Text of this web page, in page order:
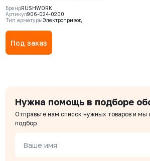
30сек
БрендRUSHWORK
Артикул906-024-0200
Тип арматурыЭлектропривод
Под заказ
Нужна помощь в подборе
Отправьте нам список нужных товаров и
подбор
Ваше имя